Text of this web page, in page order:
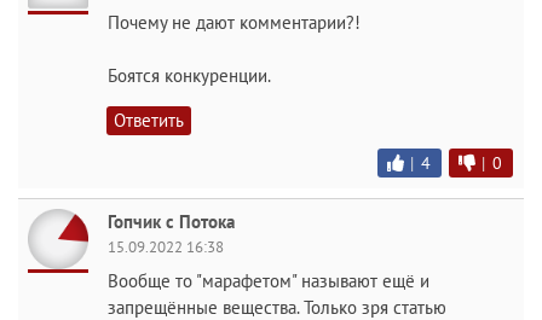
Почему не дают комментарии?!
Боятся конкуренции.
Ответить
| 4 | 0
Гопчик с Потока
15.09.2022 16:38
Вообще то "марафетом" называют ещё и
запрещённые вещества. Только зря статью